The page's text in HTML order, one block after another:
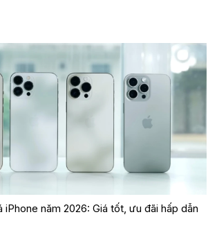
iPhone năm 2026: Giá tốt, ưu đãi hấp dẫn